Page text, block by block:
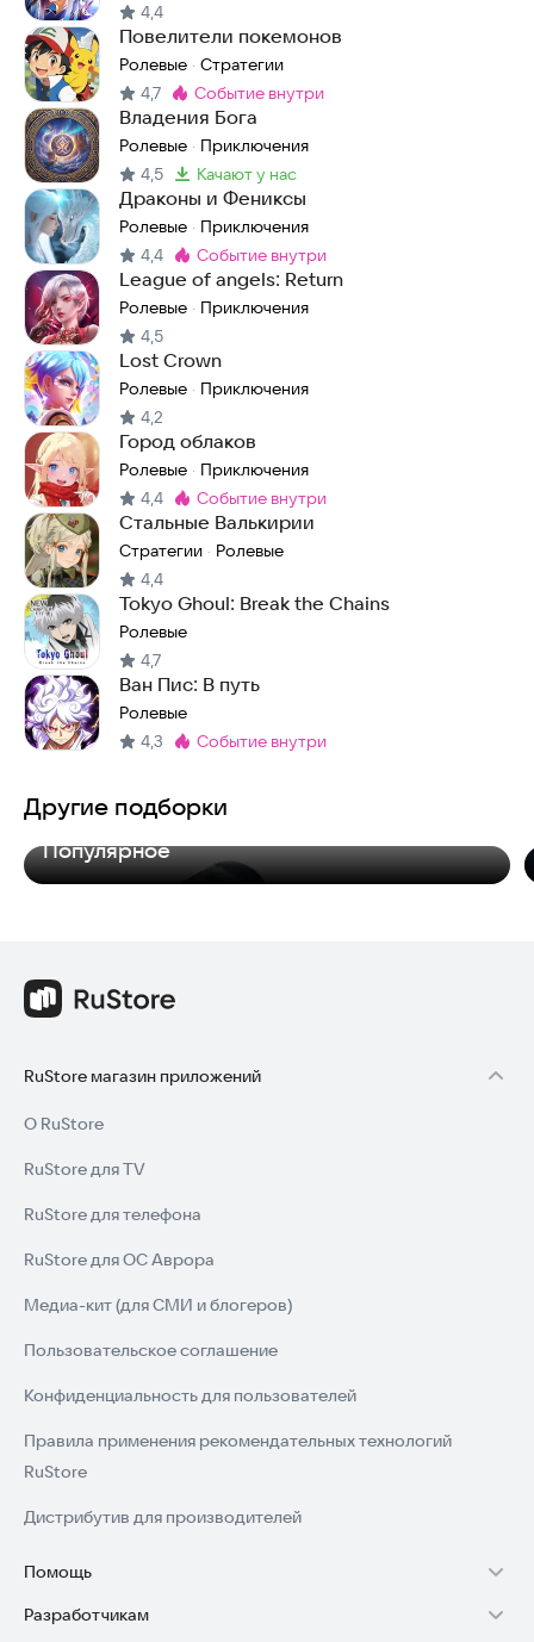
4,4
Повелители покемонов
Ролевые · Стратегии
4,7 Метка:
событие внутри
Владения Бога
Ролевые · Приключения
4,5 Метка:
качают у нас
Драконы и Фениксы
Ролевые · Приключения
4,4 Метка:
событие внутри
League of angels: Return
Ролевые · Приключения
4,5
Lost Crown
Ролевые · Приключения
4,2
Город облаков
Ролевые · Приключения
4,4 Метка:
событие внутри
Стальные Валькирии
Стратегии · Ролевые
4,4
Tokyo Ghoul: Break the Chains
Ролевые
4,7
Ван Пис: В путь
Ролевые
4,3
Метка:
событие внутри
Другие подборки
Популярное
RuStore магазин приложений
О RuStore
RuStore для TV
RuStore для телефона
RuStore для ОС Аврора
Медиа-кит (для СМИ и блогеров)
Пользовательское соглашение
Конфиденциальность для пользователей
Правила применения рекомендательных технологий
RuStore
Дистрибутив для производителей
Помощь
Установка RuStore на TV
Разработчикам